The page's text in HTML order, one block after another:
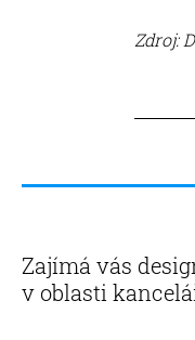
Zdroj:
Zajímá vás
v oblasti